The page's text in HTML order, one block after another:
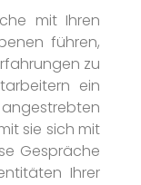
mit Ihren
führen,
zu
ein
sie sich mit
Gespräche
Ihrer